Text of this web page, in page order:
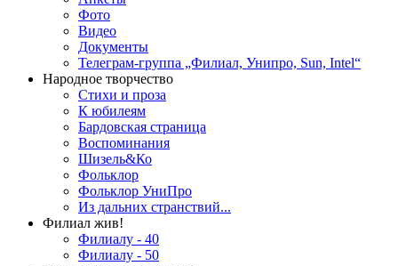
Фото
Видео
Документы
Телеграм-группа „Филиал, Унипро, Sun, Intel“
Народное творчество
Стихи и проза
К юбилеям
Бардовская страница
Воспоминания
Шизель&Ко
Фольклор
Фольклор УниПро
Из дальних странствий...
Филиал жив!
Филиалу - 40
Филиалу - 50